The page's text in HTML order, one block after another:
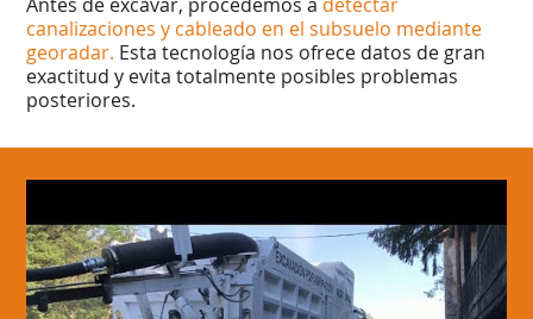
canalizaciones y cableado en el subsuelo mediante
georadar. Esta tecnología nos ofrece datos de gran
exactitud y evita totalmente posibles problemas
posteriores.